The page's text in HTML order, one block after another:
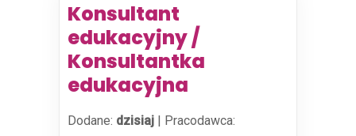
Konsultant
edukacyjny /
Konsultantka
edukacyjna
Dodane: dzisiaj | Pracodawca: